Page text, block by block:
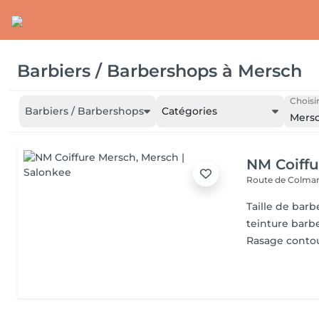
Barbiers / Barbershops à Mersch
Barbiers / Barbershops Catégories
NM
Route de
Taille de
teinture
Rasage